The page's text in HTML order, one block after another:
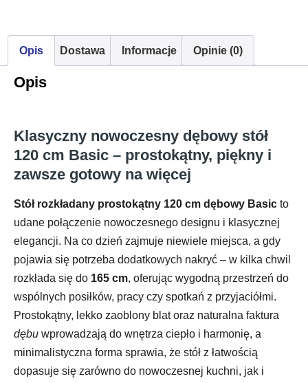
Opis Dostawa Informacje Opinie (0)
Opis
Klasyczny nowoczesny dębowy stół
120 cm Basic – prostokątny, piękny i
zawsze gotowy na więcej
Stół rozkładany prostokątny 120 cm dębowy Basic to
udane połączenie nowoczesnego designu i klasycznej
elegancji. Na co dzień zajmuje niewiele miejsca, a gdy
pojawia się potrzeba dodatkowych nakryć – w kilka chwil
rozkłada się do 165 cm, oferując wygodną przestrzeń do
wspólnych posiłków, pracy czy spotkań z przyjaciółmi.
Prostokątny, lekko zaoblony blat oraz naturalna faktura
dębu wprowadzają do wnętrza ciepło i harmonię, a
minimalistyczna forma sprawia, że stół z łatwością
dopasuje się zarówno do nowoczesnej kuchni, jak i